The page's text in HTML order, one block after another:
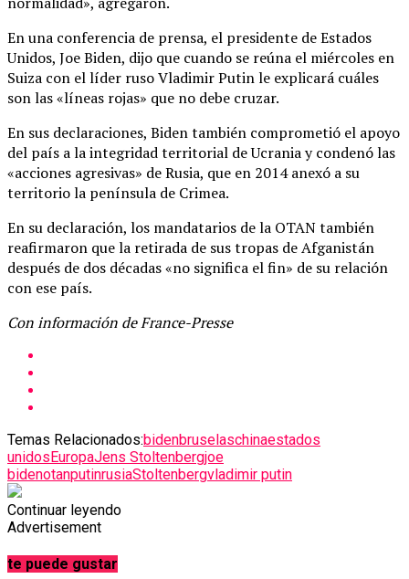
En una conferencia de prensa, el presidente de Estados
Unidos, Joe Biden, dijo que cuando se reúna el miércoles en
Suiza con el líder ruso Vladimir Putin le explicará cuáles
son las «líneas rojas» que no debe cruzar.
En sus declaraciones, Biden también comprometió el apoyo
del país a la integridad territorial de Ucrania y condenó las
«acciones agresivas» de Rusia, que en 2014 anexó a su
territorio la península de Crimea.
En su declaración, los mandatarios de la OTAN también
reafirmaron que la retirada de sus tropas de Afganistán
después de dos décadas «no significa el fin» de su relación
con ese país.
Con información de France-Presse
Temas Relacionados:bidenbruselaschinaestados
unidosEuropaJens Stoltenbergjoe
bidenotanputinrusiaStoltenbergvladimir putin
Continuar leyendo
Advertisement
te puede gustar